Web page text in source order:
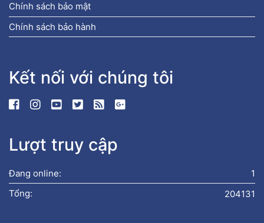
Chính sách bảo mật
Chính sách bảo hành
Kết nối với chúng tôi
Lượt truy cập
1
Đang online:
204131
Tổng: